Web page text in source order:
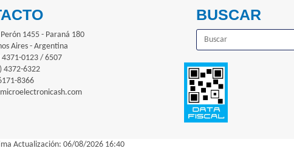
1455 - Paraná 180
Aires - Argentina
4371-0123 / 6507
4372-6322
8366
BUSCAR
Actualización: 06/08/2026 16:40